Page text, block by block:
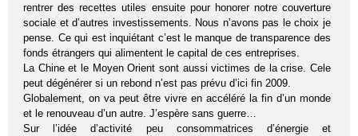
rentrer des recettes utiles ensuite pour honorer notre couverture
sociale et d’autres investissements. Nous n’avons pas le choix je
pense. Ce qui est inquiétant c’est le manque de transparence des
fonds étrangers qui alimentent le capital de ces entreprises.
La Chine et le Moyen Orient sont aussi victimes de la crise. Cele
peut dégénérer si un rebond n’est pas prévu d’ici fin 2009.
Globalement, on va peut être vivre en accéléré la fin d’un monde
et le renouveau d’un autre. J’espère sans guerre…
Sur l’idée d’activité peu consommatrices d’énergie et